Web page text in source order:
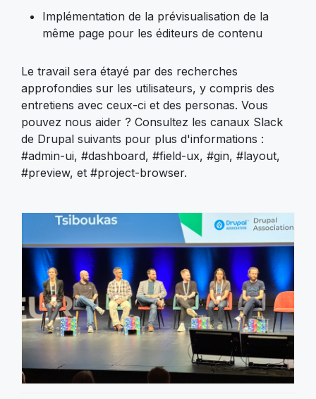
Implémentation de la prévisualisation de la
même page pour les éditeurs de contenu
Le travail sera étayé par des recherches
approfondies sur les utilisateurs, y compris des
entretiens avec ceux-ci et des personas. Vous
pouvez nous aider ? Consultez les canaux Slack
de Drupal suivants pour plus d'informations :
#admin-ui, #dashboard, #field-ux, #gin, #layout,
#preview, et #project-browser.